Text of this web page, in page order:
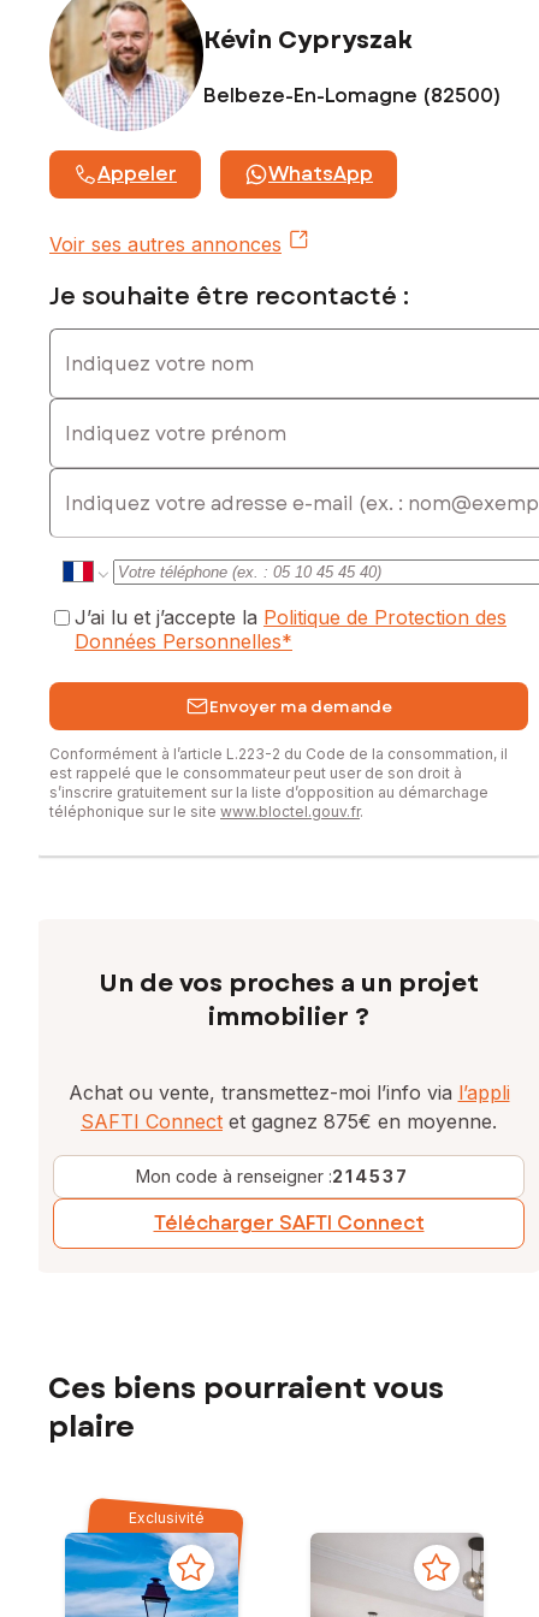
Prix de vente : 240 000 €
Honoraires charge vendeur
Contactez votre conseiller SAFTI : Kévin CYPRYSZAK, Tél. :
commercial immatriculé au RSAC de MONTAUBAN sous le
numéro 105819924
Kévin Cypryszak
Belbeze-En-Lomagne (82500)
Appeler WhatsApp
Voir ses autres annonces
Je souhaite être recontacté :
Indiquez votre nom
Indiquez votre prénom
E-mail
J’ai lu et j’accepte la Politique de Protection des
Données Personnelles*
Envoyer ma demande
Conformément à l’article L.223-2 du Code de la consommation, il
est rappelé que le consommateur peut user de son droit à
s’inscrire gratuitement sur la liste d’opposition au démarchage
téléphonique sur le site www.bloctel.gouv.fr.
Un de vos proches a un projet
immobilier ?
Achat ou vente, transmettez-moi l’info via l’appli
SAFTI Connect et gagnez 875€ en moyenne.
Mon code à renseigner :214537
Télécharger SAFTI Connect
Ces biens pourraient vous
plaire
Exclusivité